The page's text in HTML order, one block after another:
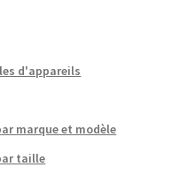
d'appareils
marque et modèle
taille